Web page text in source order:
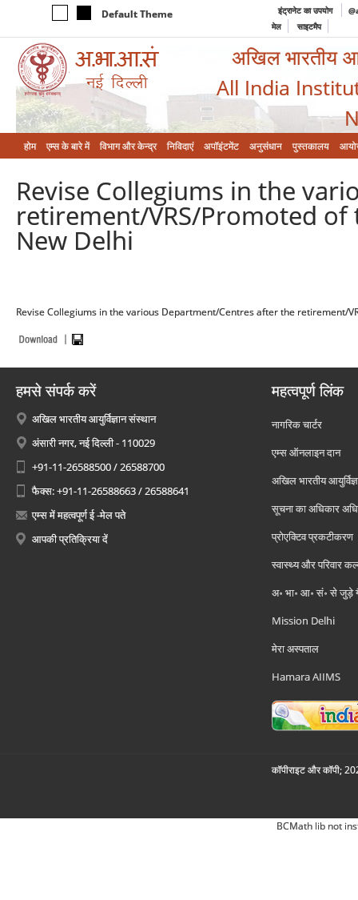
Default Theme इंट्रानेट का उपयोग
मेल
साइटमैप
अखिल भारतीय
All India
होम एम्‍स के बारे में विभाग और केन्‍द्र निविदाएं अपॉइंटमेंट अनुसंधान पुस्तकालय
Revise Collegiums in the
retirement/VRS/Promoted
New Delhi
Revise Collegiums in the various Department/Centres after the retirement/
हमसे संपर्क करें
अखिल भारतीय आयुर्विज्ञान संस्थान
अंसारी नगर, नई दिल्ली - 110029
+91-11-26588500 / 26588700
फैक्स: +91-11-26588663 / 26588641
एम्स में महत्वपूर्ण ई -मेल पते
आपकी प्रतिक्रिया दें
महत्वपूर्ण लिंक
नागरिक चार्टर
एम्स ऑनलाइन दान
अखिल भारतीय
सूचना का अधिकार
प्रोएक्टिव प्रकटीकरण
स्वास्थ्य और परिवार
अ॰ भा॰ आ॰ सं॰ से जुड़े
Mission Delhi
मेरा अस्पताल
Hamara AIIMS
कॉपीराइट और कॉपी;
BCMath lib not